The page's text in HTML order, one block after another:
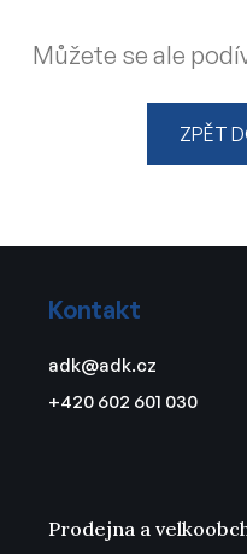
Můžete se ale
ZPĚT
Kontakt
adk@adk.cz
+420 602 601 030
Prodejna a